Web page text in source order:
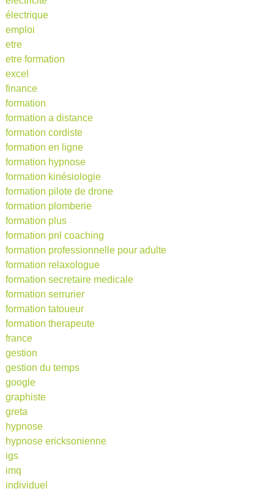
électrique
emploi
etre
etre formation
excel
finance
formation
formation a distance
formation cordiste
formation en ligne
formation hypnose
formation kinésiologie
formation pilote de drone
formation plomberie
formation plus
formation pnl coaching
formation professionnelle pour adulte
formation relaxologue
formation secretaire medicale
formation serrurier
formation tatoueur
formation therapeute
france
gestion
gestion du temps
google
graphiste
greta
hypnose
hypnose ericksonienne
igs
imq
individuel